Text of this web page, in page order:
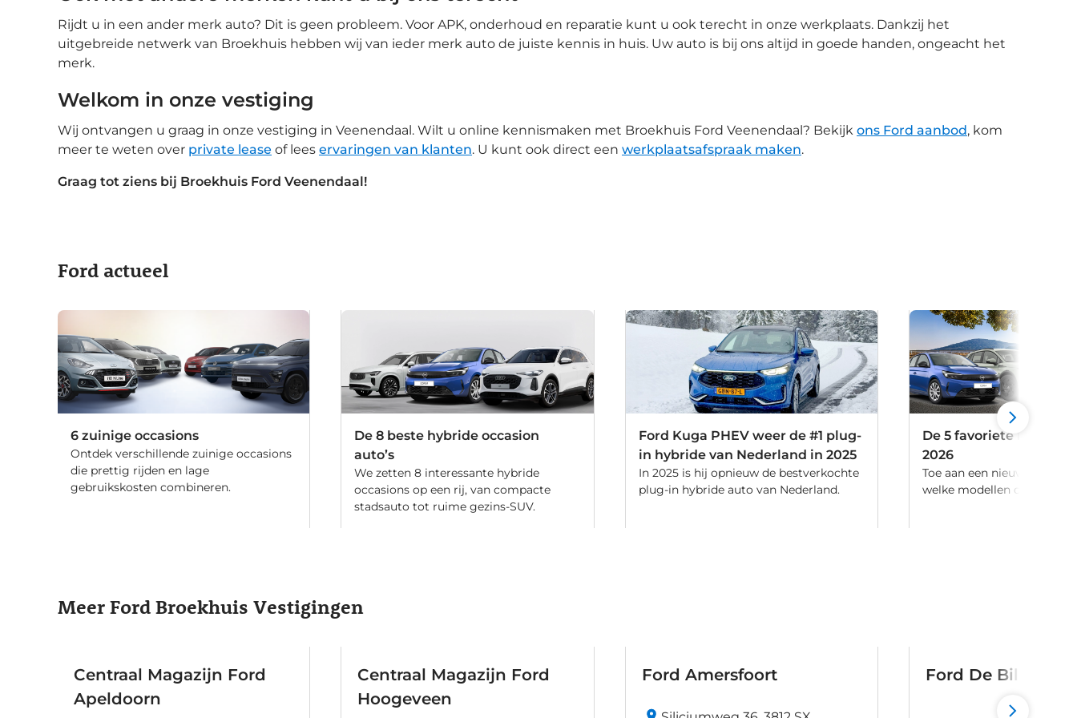
Rijdt u in een ander merk auto? Dit is geen probleem. Voor APK, onderhoud en reparatie kunt u ook terecht in onze werkplaats. Dankzij het
uitgebreide netwerk van Broekhuis hebben wij van ieder merk auto de juiste kennis in huis. Uw auto is bij ons altijd in goede handen, ongeacht het
merk.
Welkom in onze vestiging
Wij ontvangen u graag in onze vestiging in Veenendaal. Wilt u online kennismaken met Broekhuis Ford Veenendaal? Bekijk ons Ford aanbod, kom
meer te weten over private lease of lees ervaringen van klanten. U kunt ook direct een werkplaatsafspraak maken.
Graag tot ziens bij Broekhuis Ford Veenendaal!
Ford actueel
6 zuinige occasions
Ontdek verschillende zuinige occasions
die prettig rijden en lage
gebruikskosten combineren.
De 8 beste hybride occasion
auto’s
We zetten 8 interessante hybride
occasions op een rij, van compacte
stadsauto tot ruime gezins-SUV.
Ford Kuga PHEV weer de #1 plug-
in hybride van Nederland in 2025
In 2025 is hij opnieuw de bestverkochte
plug-in hybride auto van Nederland.
De 5 favoriete
2026
Toe aan een nieuwe
welke modellen dit jaar in
Meer Ford Broekhuis Vestigingen
Centraal Magazijn Ford
Apeldoorn
Centraal Magazijn Ford
Hoogeveen
Ford Amersfoort Ford De Bilt